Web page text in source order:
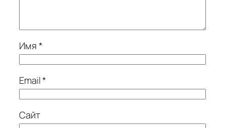
Имя*
Email*
Сайт